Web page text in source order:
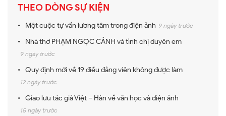
THEO DÒNG SỰ KIỆN
Một cuộc tự vấn lương tâm trong điện ảnh 9 ngày trước
Nhà thơ PHẠM NGỌC CẢNH và tình chị duyên em
9 ngày trước
Quy định mới về 19 điều đảng viên không được làm
12 ngày trước
Giao lưu tác giả Việt – Hàn về văn học và điện ảnh
15 ngày trước